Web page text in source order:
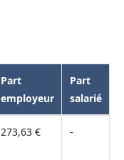
Part
employeur
Part
salarié
273,63 € -